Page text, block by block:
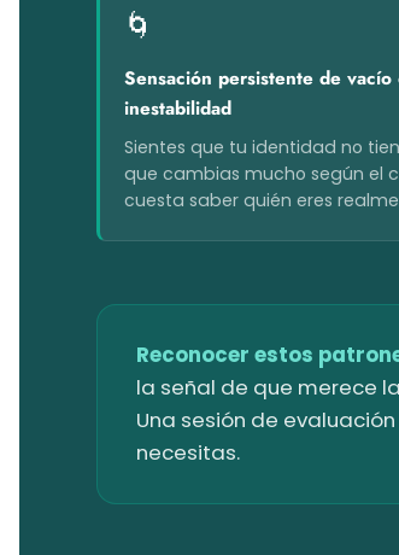
🌀
Sensación persistente de vacío
inestabilidad
Sientes que tu identidad no
que cambias mucho según el
cuesta saber quién eres
Reconocer estos
la señal de que merece
Una sesión de
necesitas.